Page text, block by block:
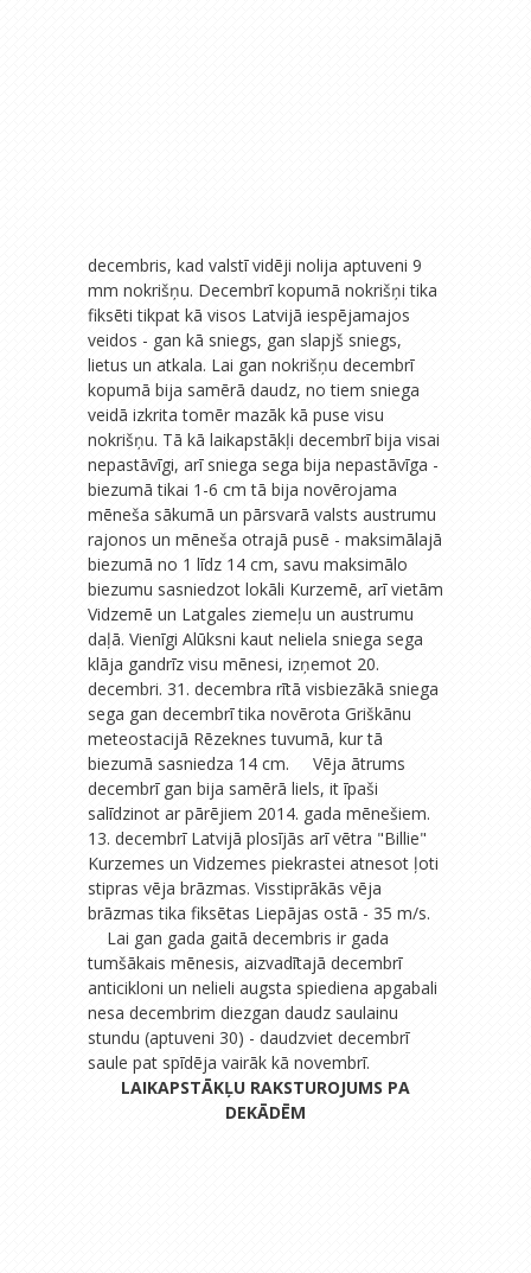
decembris, kad valstī vidēji nolija aptuveni 9
mm nokrišņu. Decembrī kopumā nokrišņi tika
fiksēti tikpat kā visos Latvijā iespējamajos
veidos - gan kā sniegs, gan slapjš sniegs,
lietus un atkala. Lai gan nokrišņu decembrī
kopumā bija samērā daudz, no tiem sniega
veidā izkrita tomēr mazāk kā puse visu
nokrišņu. Tā kā laikapstākļi decembrī bija visai
nepastāvīgi, arī sniega sega bija nepastāvīga -
biezumā tikai 1-6 cm tā bija novērojama
mēneša sākumā un pārsvarā valsts austrumu
rajonos un mēneša otrajā pusē - maksimālajā
biezumā no 1 līdz 14 cm, savu maksimālo
biezumu sasniedzot lokāli Kurzemē, arī vietām
Vidzemē un Latgales ziemeļu un austrumu
daļā. Vienīgi Alūksni kaut neliela sniega sega
klāja gandrīz visu mēnesi, izņemot 20.
decembri. 31. decembra rītā visbiezākā sniega
sega gan decembrī tika novērota Griškānu
meteostacijā Rēzeknes tuvumā, kur tā
biezumā sasniedza 14 cm. Vēja ātrums
decembrī gan bija samērā liels, it īpaši
salīdzinot ar pārējiem 2014. gada mēnešiem.
13. decembrī Latvijā plosījās arī vētra "Billie"
Kurzemes un Vidzemes piekrastei atnesot ļoti
stipras vēja brāzmas. Visstiprākās vēja
brāzmas tika fiksētas Liepājas ostā - 35 m/s.
Lai gan gada gaitā decembris ir gada
tumšākais mēnesis, aizvadītajā decembrī
anticikloni un nelieli augsta spiediena apgabali
nesa decembrim diezgan daudz saulainu
stundu (aptuveni 30) - daudzviet decembrī
saule pat spīdēja vairāk kā novembrī.
LAIKAPSTĀKĻU RAKSTUROJUMS PA
DEKĀDĒM